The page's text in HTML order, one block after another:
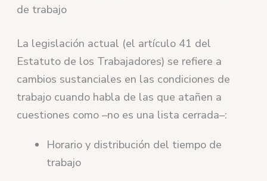
de trabajo
La legislación actual (el artículo 41 del
Estatuto de los Trabajadores) se refiere a
cambios sustanciales en las condiciones de
trabajo cuando habla de las que atañen a
cuestiones como –no es una lista cerrada–:
Horario y distribución del tiempo de
trabajo